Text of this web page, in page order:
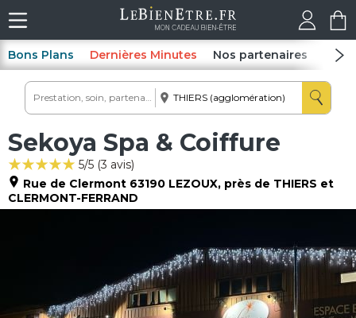
Bons Plans Dernières Minutes Nos partenaires Spas
Sekoya Spa & Coiffure
5/5 (3 avis)
Rue de Clermont 63190 LEZOUX, près de THIERS et
CLERMONT-FERRAND